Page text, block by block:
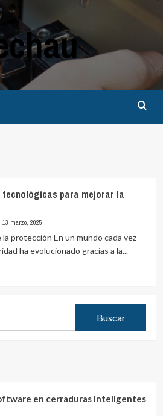
tecnológicas para mejorar la
13 marzo, 2025
protección En un mundo cada vez
ha evolucionado gracias a la...
en cerraduras inteligentes